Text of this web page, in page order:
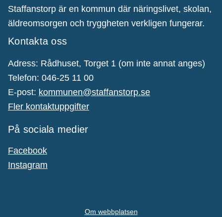
Staffanstorp är en kommun där näringslivet, skolan,
äldreomsorgen och tryggheten verkligen fungerar.
Kontakta oss
Adress: Rådhuset, Torget 1 (om inte annat anges)
Telefon: 046-25 11 00
E-post: kommunen@staffanstorp.se
Fler kontaktuppgifter
På sociala medier
Facebook
Instagram
Om webbplatsen